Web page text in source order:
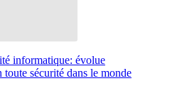
informatique: évolue
toute sécurité dans le monde